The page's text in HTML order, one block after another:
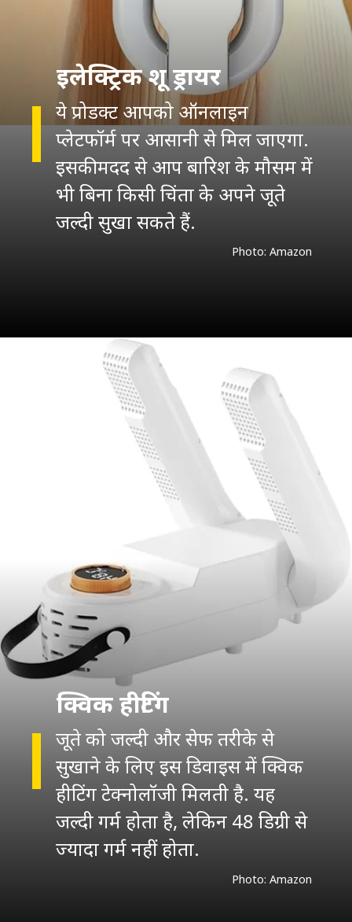
इलेक्ट्रिक शू ड्रायर
ये प्रोडक्ट आपको ऑनलाइन
प्लेटफॉर्म पर आसानी से मिल जाएगा.
इसकी मदद से आप बारिश के मौसम में
भी बिना किसी चिंता के अपने जूते
जल्दी सुखा सकते हैं.
Photo: Amazon
क्विक हीटिंग
जूते को जल्दी और सेफ तरीके से
सुखाने के लिए इस डिवाइस में क्विक
हीटिंग टेक्नोलॉजी मिलती है. यह
जल्दी गर्म होता है, लेकिन 48 डिग्री से
ज्यादा गर्म नहीं होता.
Photo: Amazon